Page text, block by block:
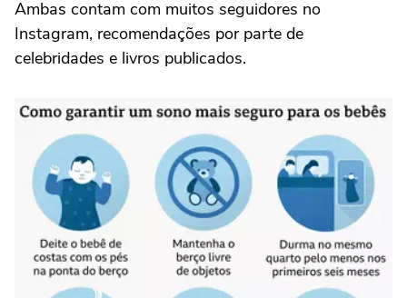
Ambas contam com muitos seguidores no
Instagram, recomendações por parte de
celebridades e livros publicados.